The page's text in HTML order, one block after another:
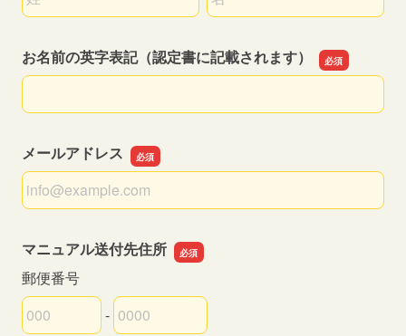
お名前の英字表記（認定書に記載されます）
お名前の英字表記（認定書に記載されます）
メールアドレス
メールアドレス
マニュアル送付先住所
郵便番号
郵便番号の上3桁
-
郵便番号の下4桁